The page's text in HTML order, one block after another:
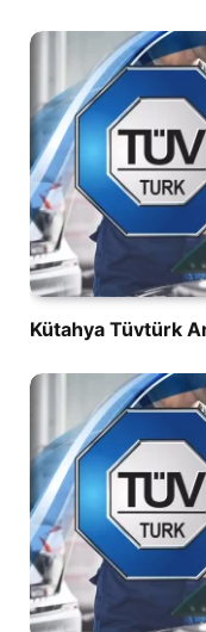
Kütahya Tüvtürk